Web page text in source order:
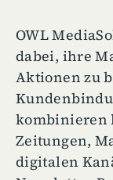
OWL
dabei, ihre
Aktionen zu
kombinieren
Zeitungen,
digitalen